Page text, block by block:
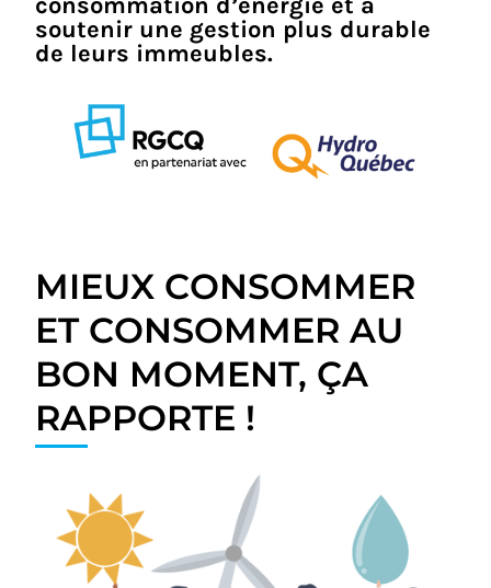
soutenir une gestion plus durable
de leurs immeubles.
MIEUX CONSOMMER
ET CONSOMMER AU
BON MOMENT, ÇA
RAPPORTE !